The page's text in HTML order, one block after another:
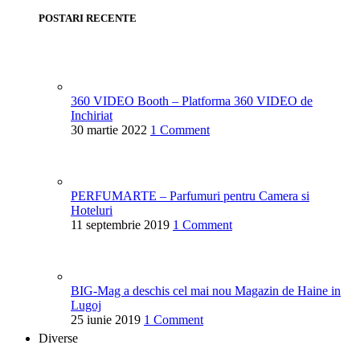
POSTARI RECENTE
360 VIDEO Booth – Platforma 360 VIDEO de
Inchiriat
30 martie 2022 1 Comment
PERFUMARTE – Parfumuri pentru Camera si
Hoteluri
11 septembrie 2019 1 Comment
BIG-Mag a deschis cel mai nou Magazin de Haine in
Lugoj
25 iunie 2019 1 Comment
Diverse